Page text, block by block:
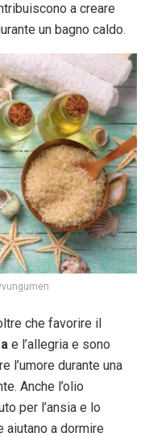
a creare
un bagno caldo.
che favorire il
e l’allegria e sono
l’umore durante una
Anche l’olio
per l’ansia e lo
a dormire